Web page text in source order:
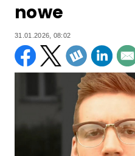
nowe
31.01.2026, 08:02